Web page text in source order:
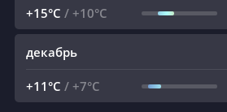
+15°C / +10°C
декабрь
+11°C / +7°C